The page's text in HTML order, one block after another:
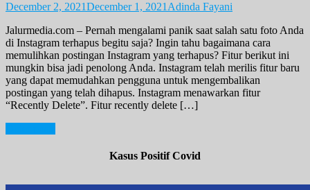
December 2, 2021December 1, 2021 Adinda Fayani
Jalurmedia.com – Pernah mengalami panik saat salah satu foto Anda
di Instagram terhapus begitu saja? Ingin tahu bagaimana cara
memulihkan postingan Instagram yang terhapus? Fitur berikut ini
mungkin bisa jadi penolong Anda. Instagram telah merilis fitur baru
yang dapat memudahkan pengguna untuk mengembalikan
postingan yang telah dihapus. Instagram menawarkan fitur
“Recently Delete”. Fitur recently delete […]
Posts
Kasus Positif Covid